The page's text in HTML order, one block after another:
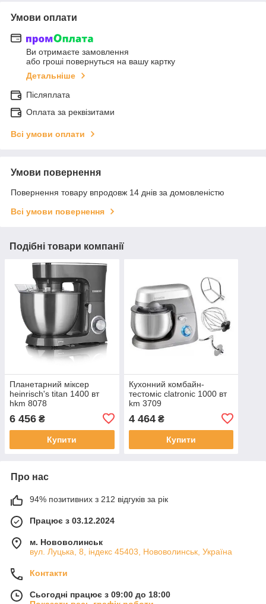
Умови оплати
Ви отримаєте замовлення
або гроші повернуться на вашу картку
Детальніше
Післяплата
Оплата за реквізитами
Всі умови оплати
Умови повернення
Повернення товару впродовж 14 днів за домовленістю
Всі умови повернення
Подібні товари компанії
Планетарний міксер
heinrisch's titan 1400 вт
hkm 8078
6 456 ₴
Купити
Кухонний комбайн-
тестоміс clatronic 1000 вт
km 3709
4 464₴
Купити
Про нас
94% позитивних з 212 відгуків за рік
Працює з 03.12.2024
м. Нововолинськ
вул. Луцька, 8, індекс 45403, Нововолинськ, Україна
Контакти
Сьогодні працює з 09:00 до 18:00